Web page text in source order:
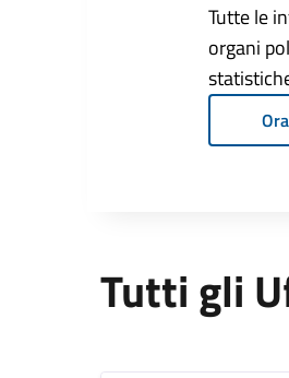
Tutte le
organi
Tutti gli